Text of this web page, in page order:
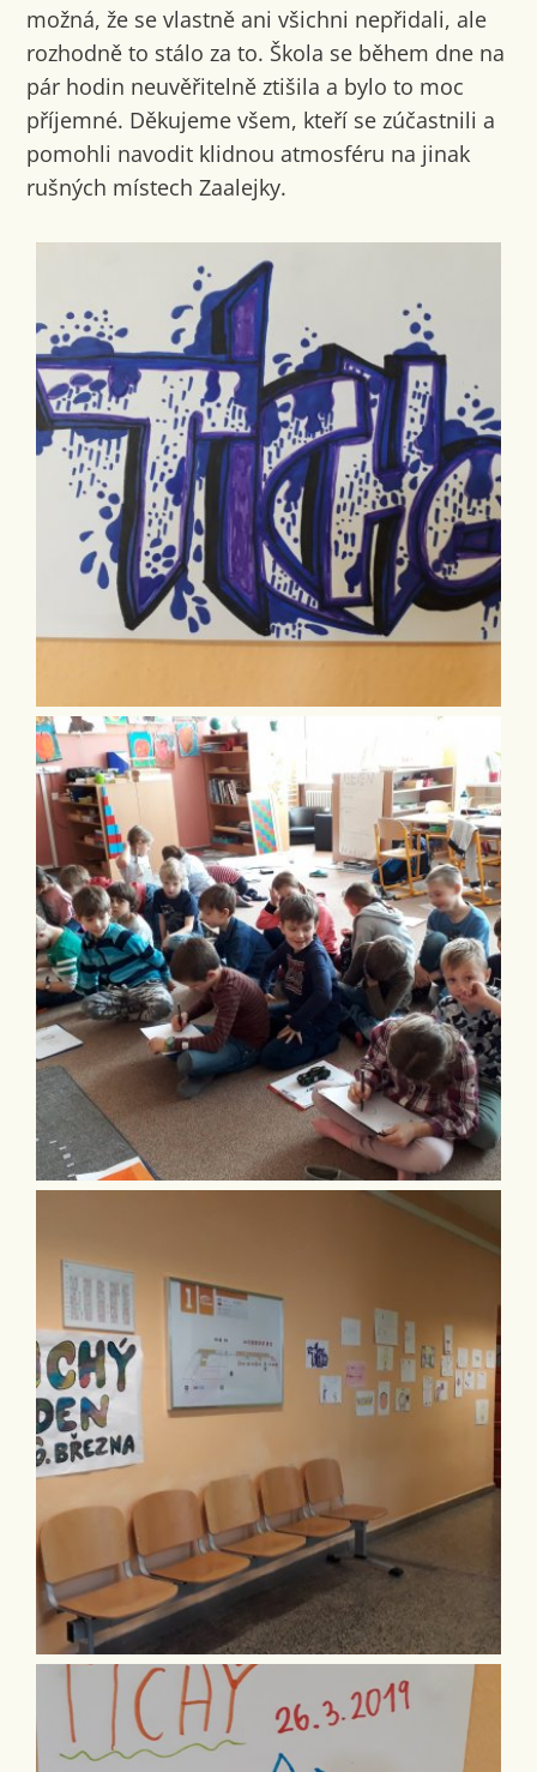
možná, že se vlastně ani všichni nepřidali, ale
rozhodně to stálo za to. Škola se během dne na
pár hodin neuvěřitelně ztišila a bylo to moc
příjemné. Děkujeme všem, kteří se zúčastnili a
pomohli navodit klidnou atmosféru na jinak
rušných místech Zaalejky.